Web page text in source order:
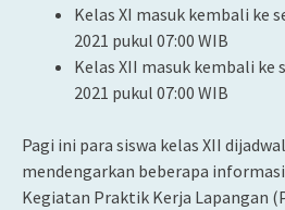
Kelas XI masuk kembali ke
2021 pukul 07:00 WIB
Kelas XII masuk kembali
2021 pukul 07:00 WIB
Pagi ini para siswa kelas XII
mendengarkan beberapa
Kegiatan Praktik Kerja Lapangan